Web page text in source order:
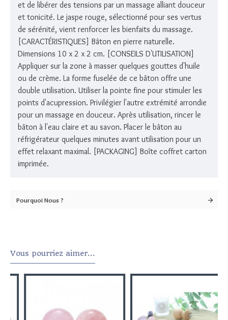
et de libérer des tensions par un massage alliant douceur
et tonicité. Le jaspe rouge, sélectionné pour ses vertus
de sérénité, vient renforcer les bienfaits du massage.
[CARACTÉRISTIQUES] Bâton en pierre naturelle.
Dimensions 10 x 2 x 2 cm. [CONSEILS D'UTILISATION]
Appliquer sur la zone à masser quelques gouttes d'huile
ou de crème. La forme fuselée de ce bâton offre une
double utilisation. Utiliser la pointe fine pour stimuler les
points d'acupression. Privilégier l'autre extrémité arrondie
pour un massage en douceur. Après utilisation, rincer le
bâton à l'eau claire et au savon. Placer le bâton au
réfrigérateur quelques minutes avant utilisation pour un
effet relaxant maximal. [PACKAGING] Boîte coffret carton
imprimée.
Pourquoi Nous ?
Vous pourriez aimer...